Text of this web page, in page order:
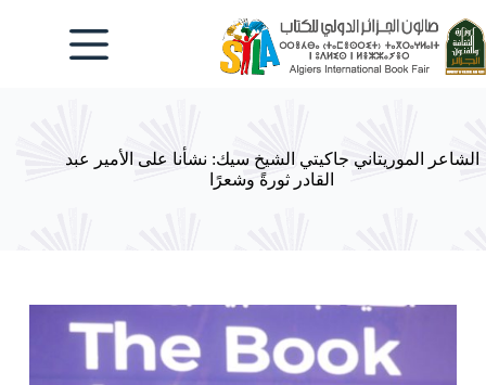
إلى
المحتوى
الشاعر الموريتاني جاكيتي الشيخ سيك: نشأنا على الأمير عبد
القادر ثورةً وشعرًا